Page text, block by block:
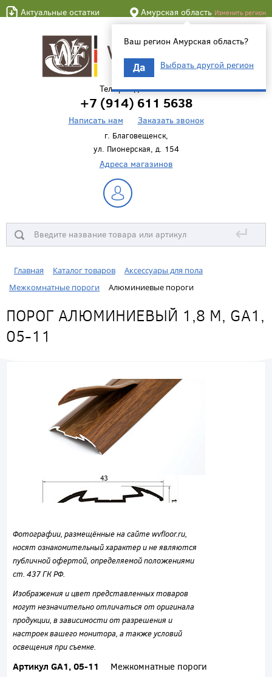
Актуальные остатки Амурская область Изменить регион
Ваш регион Амурская область?
Да Выбрать другой регион
Телефон для связи
+7 (914) 611 5638
Написать нам Заказать звонок
г. Благовещенск,
ул. Пионерская, д. 154
Адреса магазинов
↵
Главная Каталог товаров
Аксессуары для пола
Межкомнатные пороги
Алюминиевые пороги
ПОРОГ АЛЮМИНИЕВЫЙ 1,8 М, GA1,
05-11
Фотографии, размещённые на сайте wvfloor.ru,
носят ознакомительный характер и не являются
публичной офертой, определяемой положениями
ст. 437 ГК РФ.
Изображения и цвет представленных товаров
могут незначительно отличаться от оригинала
продукции, в зависимости от разрешения и
настроек вашего монитора, а также условий
освещения при съемке.
Артикул GA1, 05-11 Межкомнатные пороги